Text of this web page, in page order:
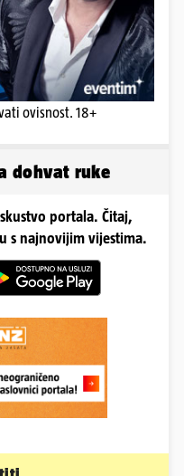
ovisnost. 18+
dohvat ruke
portala. Čitaj,
s najnovijim vijestima.